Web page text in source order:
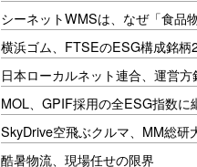
シーネットWMSは、なぜ「食品
横浜ゴム、FTSEのESG構成銘柄
日本ローカルネット連合、運営
MOL、GPIF採用の全ESG指数に
SkyDrive空飛ぶクルマ、MM総研
酷暑物流、現場任せの限界